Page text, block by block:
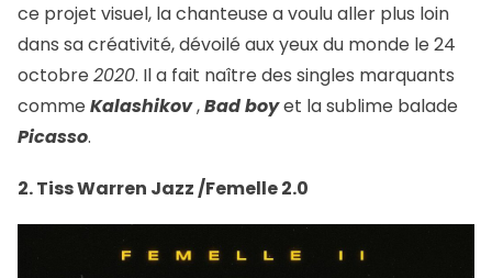
ce projet visuel, la chanteuse a voulu aller plus loin
dans sa créativité, dévoilé aux yeux du monde le 24
octobre 2020. Il a fait naître des singles marquants
comme Kalashikov,Bad boyet la sublime balade
Picasso.
2. Tiss Warren Jazz /Femelle 2.0